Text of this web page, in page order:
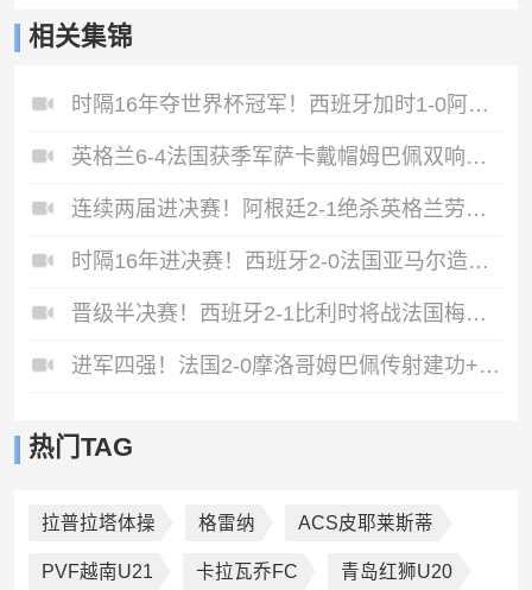
相关集锦
时隔16年夺世界杯冠军！西班牙加时1-0阿根廷费兰制胜恩佐染红
英格兰6-4法国获季军萨卡戴帽姆巴佩双响创纪录奥利塞2助+失良机
连续两届进决赛！阿根廷2-1绝杀英格兰劳塔罗恩佐破门梅西两助攻
时隔16年进决赛！西班牙2-0法国亚马尔造点奥亚萨瓦尔、波罗破门
晋级半决赛！西班牙2-1比利时将战法国梅里诺替补绝杀拉门斯送礼
进军四强！法国2-0摩洛哥姆巴佩传射建功+失点登贝莱贴地斩
热门TAG
拉普拉塔体操 格雷纳 ACS皮耶莱斯蒂
PVF越南U21 卡拉瓦乔FC 青岛红狮U20